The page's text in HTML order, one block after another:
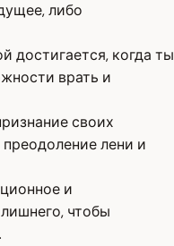
либо
достигается, когда ты
врать и
своих
лени и
и
чтобы